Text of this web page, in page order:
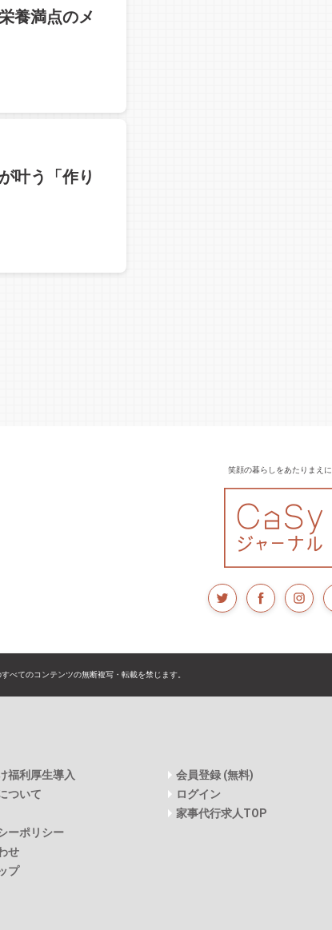
養満点のメ
叶う「作り
笑顔の暮らしをあたりまえに
べてのコンテンツの無断複写・転載を禁じます。
福利厚生導入
ついて
ーポリシー
せ
プ
会員登録 (無料)
ログイン
家事代行求人TOP